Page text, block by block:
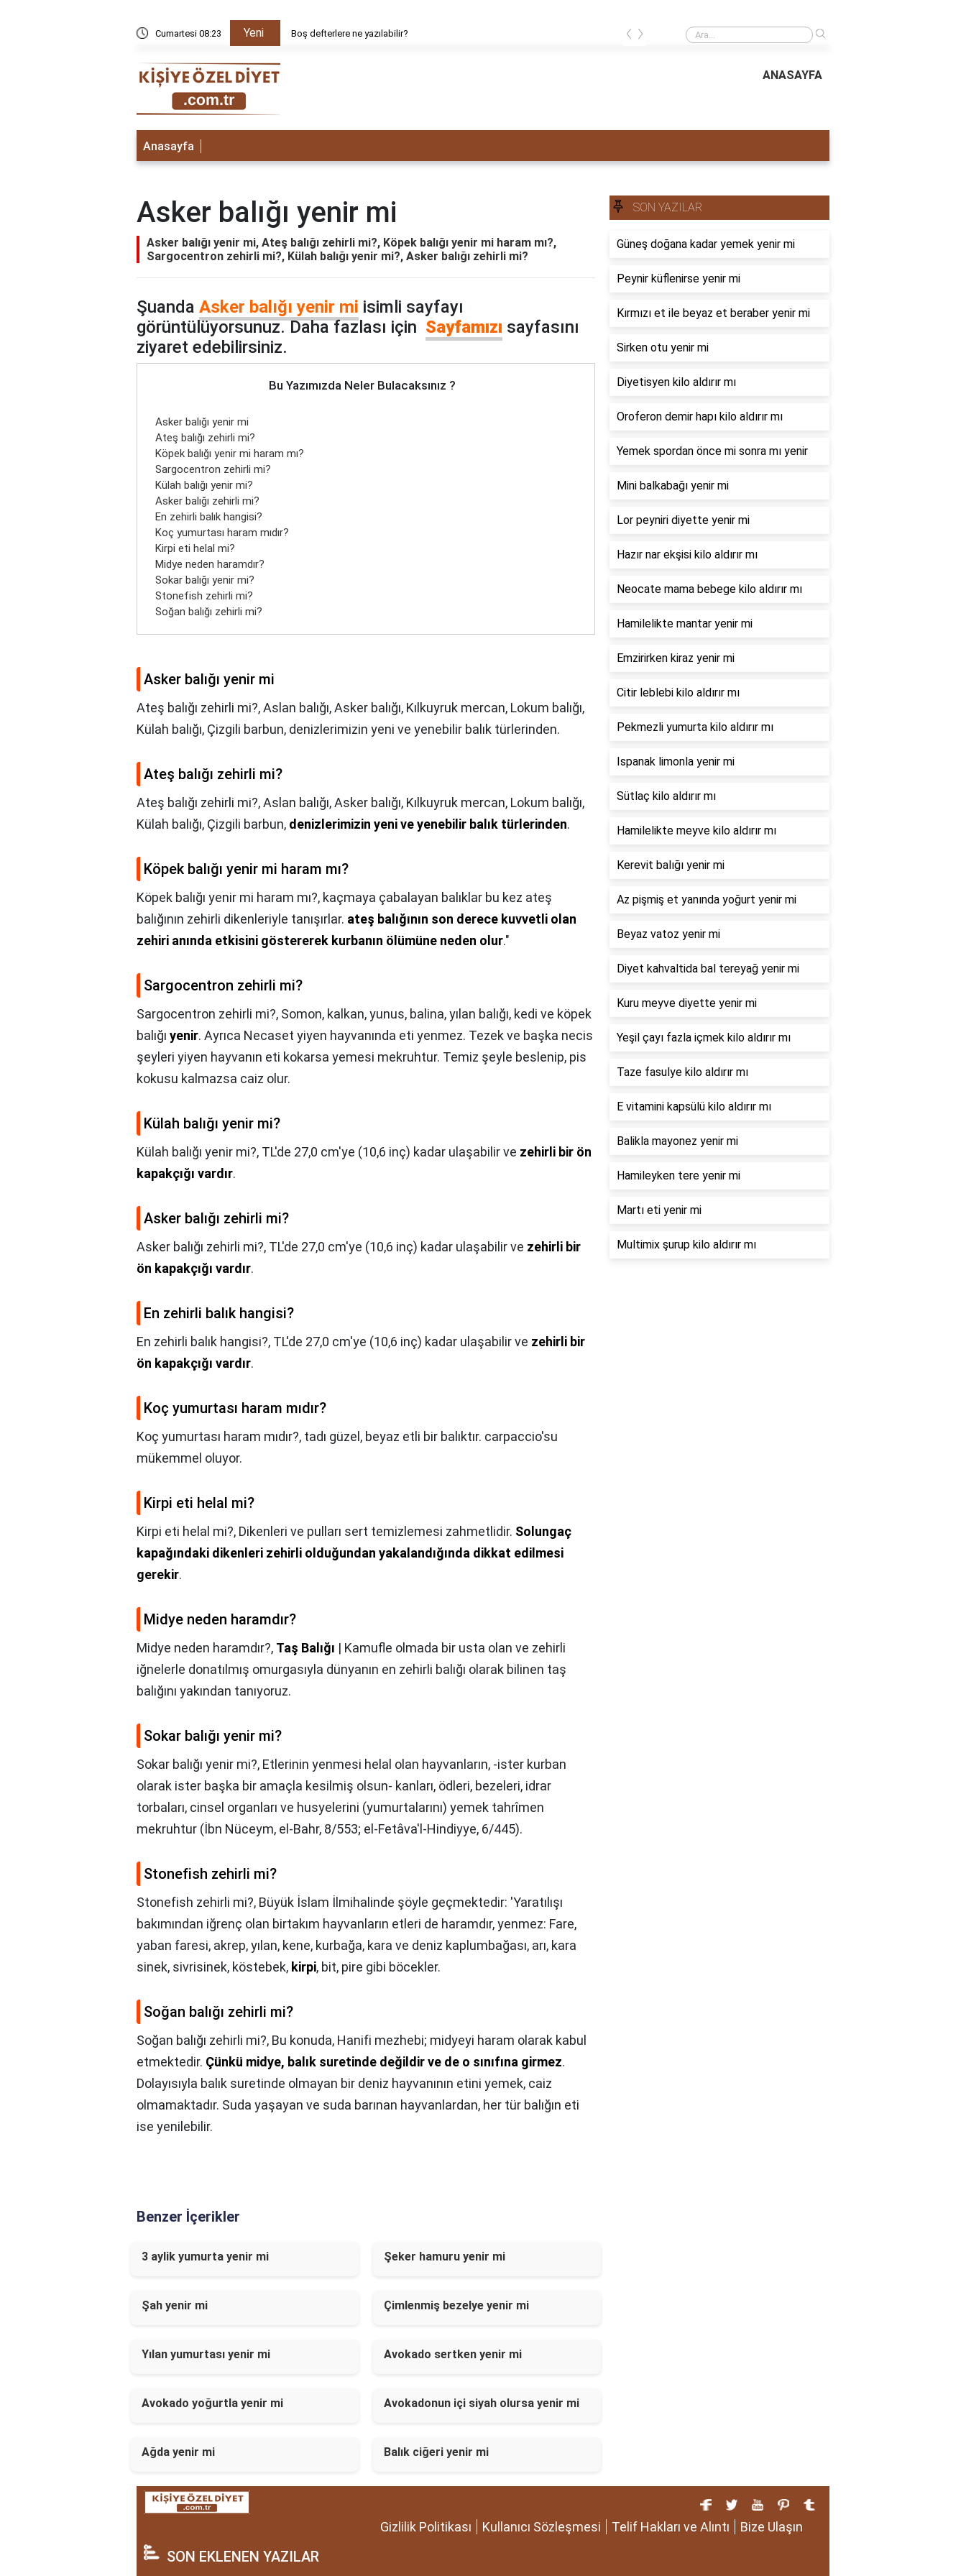
Cumartesi 08:23 Yeni Boş defterlere ne yazılabilir? Boş defterlere ne yazılabilir?
‹ ›
ANASAYFA
Anasayfa
Asker balığı yenir mi
Asker balığı yenir mi, Ateş balığı zehirli mi?, Köpek balığı yenir mi haram mı?,
Sargocentron zehirli mi?, Külah balığı yenir mi?, Asker balığı zehirli mi?
Şuanda Asker balığı yenir mi isimli sayfayı
görüntülüyorsunuz. Daha fazlası için Sayfamızı sayfasını
ziyaret edebilirsiniz.
Bu Yazımızda Neler Bulacaksınız ?
Asker balığı yenir mi
Ateş balığı zehirli mi?
Köpek balığı yenir mi haram mı?
Sargocentron zehirli mi?
Külah balığı yenir mi?
Asker balığı zehirli mi?
En zehirli balık hangisi?
Koç yumurtası haram mıdır?
Kirpi eti helal mi?
Midye neden haramdır?
Sokar balığı yenir mi?
Stonefish zehirli mi?
Soğan balığı zehirli mi?
Asker balığı yenir mi
Ateş balığı zehirli mi?, Aslan balığı, Asker balığı, Kılkuyruk mercan, Lokum balığı,
Külah balığı, Çizgili barbun, denizlerimizin yeni ve yenebilir balık türlerinden.
Ateş balığı zehirli mi?
Ateş balığı zehirli mi?,Aslan balığı, Asker balığı, Kılkuyruk mercan, Lokum balığı,
Külah balığı, Çizgili barbun, denizlerimizin yeni ve yenebilir balık türlerinden.
Köpek balığı yenir mi haram mı?
Köpek balığı yenir mi haram mı?, kaçmaya çabalayan balıklar bu kez ateş
balığının zehirli dikenleriyle tanışırlar. ateş balığının son derece kuvvetli olan
zehiri anında etkisini göstererek kurbanın ölümüne neden olur."
Sargocentron zehirli mi?
Sargocentron zehirli mi?, Somon, kalkan, yunus, balina, yılan balığı, kedi ve köpek
balığı yenir. Ayrıca Necaset yiyen hayvanında eti yenmez. Tezek ve başka necis
şeyleri yiyen hayvanın eti kokarsa yemesi mekruhtur. Temiz şeyle beslenip, pis
kokusu kalmazsa caiz olur.
Külah balığı yenir mi?
Külah balığı yenir mi?, TL'de 27,0 cm'ye (10,6 inç) kadar ulaşabilir ve zehirli bir ön
kapakçığı vardır.
Asker balığı zehirli mi?
Asker balığı zehirli mi?, TL'de 27,0 cm'ye (10,6 inç) kadar ulaşabilir ve zehirli bir
ön kapakçığı vardır.
En zehirli balık hangisi?
En zehirli balık hangisi?, TL'de 27,0 cm'ye (10,6 inç) kadar ulaşabilir ve zehirli bir
ön kapakçığı vardır.
Koç yumurtası haram mıdır?
Koç yumurtası haram mıdır?, tadı güzel, beyaz etli bir balıktır. carpaccio'su
mükemmel oluyor.
Kirpi eti helal mi?
Kirpi eti helal mi?, Dikenleri ve pulları sert temizlemesi zahmetlidir. Solungaç
kapağındaki dikenleri zehirli olduğundan yakalandığında dikkat edilmesi
gerekir.
Midye neden haramdır?
Midye neden haramdır?, Taş Balığı | Kamufle olmada bir usta olan ve zehirli
iğnelerle donatılmış omurgasıyla dünyanın en zehirli balığı olarak bilinen taş
balığını yakından tanıyoruz.
Sokar balığı yenir mi?
Sokar balığı yenir mi?, Etlerinin yenmesi helal olan hayvanların, -ister kurban
olarak ister başka bir amaçla kesilmiş olsun- kanları, ödleri, bezeleri, idrar
torbaları, cinsel organları ve husyelerini (yumurtalarını) yemek tahrîmen
mekruhtur (İbn Nüceym, el-Bahr, 8/553; el-Fetâva'l-Hindiyye, 6/445).
Stonefish zehirli mi?
Stonefish zehirli mi?, Büyük İslam İlmihalinde şöyle geçmektedir: 'Yaratılışı
bakımından iğrenç olan birtakım hayvanların etleri de haramdır, yenmez: Fare,
yaban faresi, akrep, yılan, kene, kurbağa, kara ve deniz kaplumbağası, arı, kara
sinek, sivrisinek, köstebek, kirpi, bit, pire gibi böcekler.
Soğan balığı zehirli mi?
Soğan balığı zehirli mi?, Bu konuda, Hanifi mezhebi; midyeyi haram olarak kabul
etmektedir. Çünkü midye, balık suretinde değildir ve de o sınıfına girmez.
Dolayısıyla balık suretinde olmayan bir deniz hayvanının etini yemek, caiz
olmamaktadır. Suda yaşayan ve suda barınan hayvanlardan, her tür balığın eti
ise yenilebilir.
Benzer İçerikler
3 aylik yumurta yenir mi Şeker hamuru yenir mi
Şah yenir mi Çimlenmiş bezelye yenir mi
Yılan yumurtası yenir mi Avokado sertken yenir mi
Avokado yoğurtla yenir mi Avokadonun içi siyah olursa yenir mi
Ağda yenir mi Balık ciğeri yenir mi
SON YAZILAR
Güneş doğana kadar yemek yenir mi
Peynir küflenirse yenir mi
Kırmızı et ile beyaz et beraber yenir mi
Sirken otu yenir mi
Diyetisyen kilo aldırır mı
Oroferon demir hapı kilo aldırır mı
Yemek spordan önce mi sonra mı yenir
Mini balkabağı yenir mi
Lor peyniri diyette yenir mi
Hazır nar ekşisi kilo aldırır mı
Neocate mama bebege kilo aldırır mı
Hamilelikte mantar yenir mi
Emzirirken kiraz yenir mi
Citir leblebi kilo aldırır mı
Pekmezli yumurta kilo aldırır mı
Ispanak limonla yenir mi
Sütlaç kilo aldırır mı
Hamilelikte meyve kilo aldırır mı
Kerevit balığı yenir mi
Az pişmiş et yanında yoğurt yenir mi
Beyaz vatoz yenir mi
Diyet kahvaltida bal tereyağ yenir mi
Kuru meyve diyette yenir mi
Yeşil çayı fazla içmek kilo aldırır mı
Taze fasulye kilo aldırır mı
E vitamini kapsülü kilo aldırır mı
Balikla mayonez yenir mi
Hamileyken tere yenir mi
Martı eti yenir mi
Multimix şurup kilo aldırır mı
Gizlilik Politikası Kullanıcı Sözleşmesi Telif Hakları ve Alıntı Bize Ulaşın
SON EKLENEN YAZILAR